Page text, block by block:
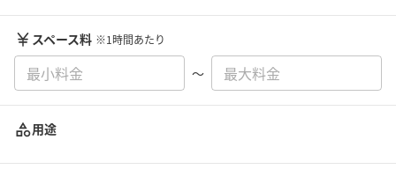
スペース料 ※1時間あたり
〜
用途